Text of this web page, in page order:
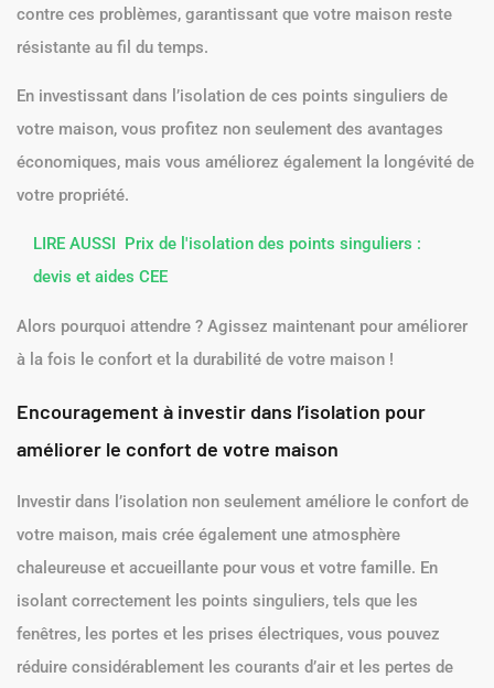
contre ces problèmes, garantissant que votre maison reste
résistante au fil du temps.
En investissant dans l’isolation de ces points singuliers de
votre maison, vous profitez non seulement des avantages
économiques, mais vous améliorez également la longévité de
votre propriété.
LIRE AUSSI
Prix de l'isolation des points singuliers :
devis et aides CEE
Alors pourquoi attendre ? Agissez maintenant pour améliorer
à la fois le confort et la durabilité de votre maison !
Encouragement à investir dans l’isolation pour
améliorer le confort de votre maison
Investir dans l’isolation non seulement améliore le confort de
votre maison, mais crée également une atmosphère
chaleureuse et accueillante pour vous et votre famille. En
isolant correctement les points singuliers, tels que les
fenêtres, les portes et les prises électriques, vous pouvez
réduire considérablement les courants d’air et les pertes de